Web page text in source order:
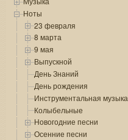
Ноты
23 февраля
8 марта
9 мая
Выпускной
День Знаний
День рождения
Инструментальная музыка
Колыбельные
Новогодние песни
Осенние песни